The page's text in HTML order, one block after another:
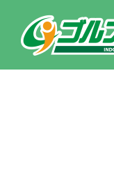
東京都新宿区・文京区ゴルフレッスンのゴ